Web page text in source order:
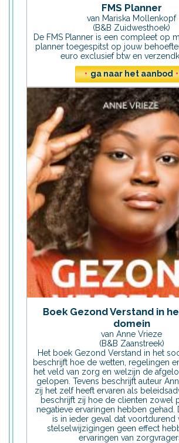
FMS Planner
van Mariska Mollenkopf
(B&B Zuidwesthoek)
De FMS Planner is een compleet op
planner toegespitst op jouw
euro exclusief btw en
• ga naar het aanbod •
Boek Gezond Verstand in
domein
van Anne Vrieze
(B&B Zaanstreek)
Het boek Gezond Verstand in het
beschrijft hoe de wetten, regelingen
het veld van zorg en welzijn de
gelopen. Tevens beschrijft auteur
zij het zelf heeft ervaren als
beschrijft zij hoe de clienten zowel
negatieve ervaringen hebben gehad.
is in ieder geval dat voortdurend
stelselwijzigingen geen effect
ervaringen van